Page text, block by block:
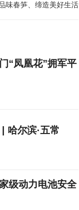
味春笋、缔造美好生活
“凤凰花”拥军平
哈尔滨·五常
级动力电池安全